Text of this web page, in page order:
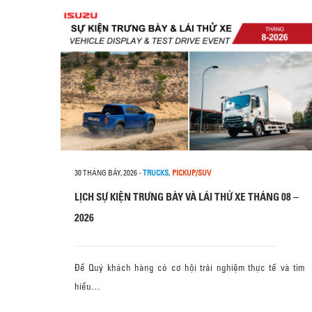
30 THÁNG BẢY, 2026- TRUCKS, PICKUP/SUV
LỊCH SỰ KIỆN TRƯNG BÀY VÀ LÁI THỬ XE THÁNG 08 –
2026
Để Quý khách hàng có cơ hội trải nghiệm thực tế và tìm
hiểu…